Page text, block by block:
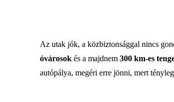
Az utak jók, a közbiztonsággal nincs
óvárosok és a majdnem 300 km-es
autópálya, megéri erre jönni, mert